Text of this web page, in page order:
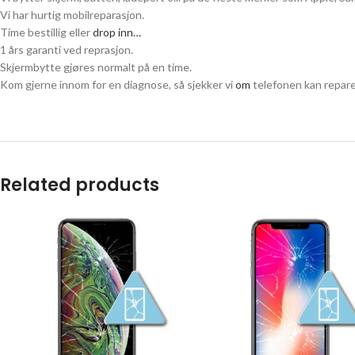
Vi har hurtig mobilreparasjon.
Time bestillig ellerdrop inn…
1 års garanti ved reprasjon.
Skjermbytte gjøres normalt på en time.
Kom gjerne innom for en diagnose, så sjekker viom telefonen kan
Related products